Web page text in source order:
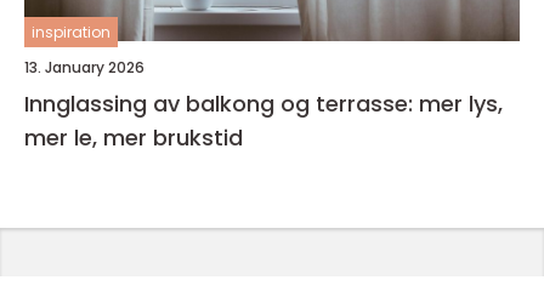
inspiration
13. January 2026
Innglassing av balkong og terrasse: mer lys,
mer le, mer brukstid